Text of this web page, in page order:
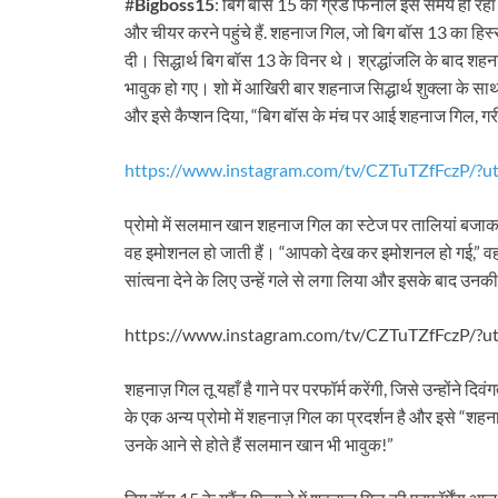
#Bigboss15: बिग बॉस 15 का ग्रैंड फिनाले इस समय हो
और चीयर करने पहुंचे हैं. शहनाज गिल, जो बिग बॉस 13 का
दी। सिद्धार्थ बिग बॉस 13 के विनर थे। श्रद्धांजलि के बाद
भावुक हो गए। शो में आखिरी बार शहनाज सिद्धार्थ शुक्ला के
और इसे कैप्शन दिया, “बिग बॉस के मंच पर आई शहनाज गिल,
https://www.instagram.com/tv/CZTuTZfFczP/
प्रोमो में सलमान खान शहनाज गिल का स्टेज पर तालियां
वह इमोशनल हो जाती हैं। “आपको देख कर इमोशनल हो
सांत्वना देने के लिए उन्हें गले से लगा लिया और इसके बाद
https://www.instagram.com/tv/CZTuTZfFczP/
शहनाज़ गिल तू यहाँ है गाने पर परफॉर्म करेंगी, जिसे उन्होंने
के एक अन्य प्रोमो में शहनाज़ गिल का प्रदर्शन है और इसे
उनके आने से होते हैं सलमान खान भी भावुक!”